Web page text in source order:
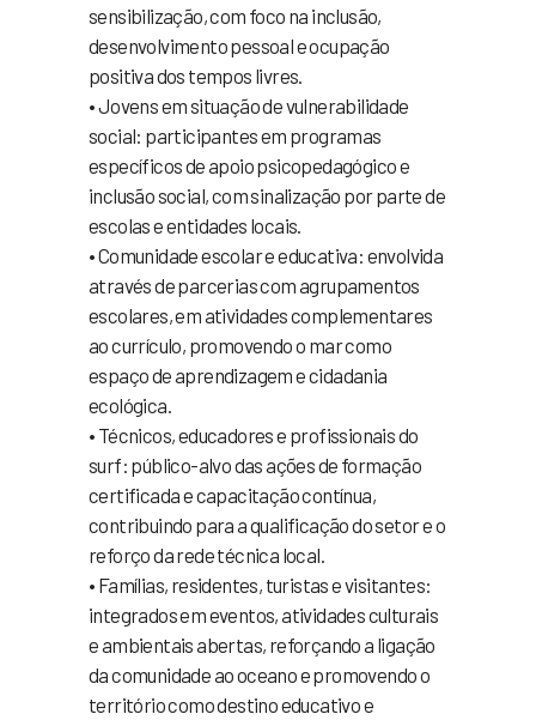
sensibilização, com foco na inclusão,
desenvolvimento pessoal e ocupação
positiva dos tempos livres.
• Jovens em situação de vulnerabilidade
social: participantes em programas
específicos de apoio psicopedagógico e
inclusão social, com sinalização por parte de
escolas e entidades locais.
• Comunidade escolar e educativa: envolvida
através de parcerias com agrupamentos
escolares, em atividades complementares
ao currículo, promovendo o mar como
espaço de aprendizagem e cidadania
ecológica.
• Técnicos, educadores e profissionais do
surf: público-alvo das ações de formação
certificada e capacitação contínua,
contribuindo para a qualificação do setor e o
reforço da rede técnica local.
• Famílias, residentes, turistas e visitantes:
integrados em eventos, atividades culturais
e ambientais abertas, reforçando a ligação
da comunidade ao oceano e promovendo o
território como destino educativo e